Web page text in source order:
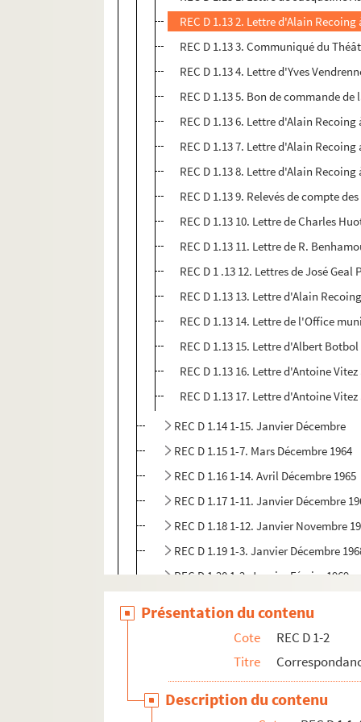
REC D 1.13 2. Lettre d'Alain Recoing
REC D 1.13 3. Communiqué du
REC D 1.13 4. Lettre d'Yves
REC D 1.13 5. Bon de commande
REC D 1.13 6. Lettre d'Alain
REC D 1.13 7. Lettre d'Alain
REC D 1.13 8. Lettre d'Alain
REC D 1.13 9. Relevés de compte
REC D 1.13 10. Lettre de Charles
REC D 1.13 11. Lettre de R.
REC D 1 .13 12. Lettres de José
REC D 1.13 13. Lettre d'Alain
REC D 1.13 14. Lettre de l'Office
REC D 1.13 15. Lettre d'Albert
REC D 1.13 16. Lettre d'Antoine
REC D 1.13 17. Lettre d'Antoine
REC D 1.14 1-15. Janvier Décembre
REC D 1.15 1-7. Mars Décembre 1964
REC D 1.16 1-14. Avril Décembre 1965
REC D 1.17 1-11. Janvier Décembre
REC D 1.18 1-12. Janvier Novembre
REC D 1.19 1-3. Janvier Décembre
REC D 1.20 1-2. Janvier Février 1969
REC D 1.25 1-22. Janvier Décembre
Présentation du contenu
Cote
REC D 1-2
Titre
Description du contenu